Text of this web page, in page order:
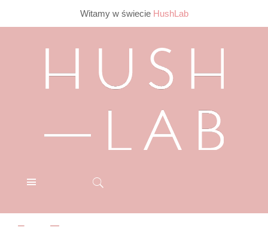
Witamy w świecie HushLab